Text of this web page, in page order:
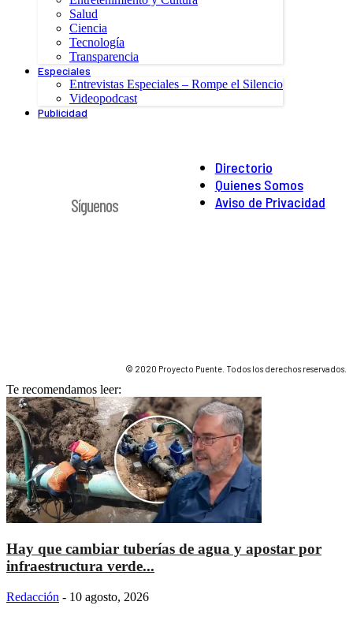
Salud
Ciencia
Tecnología
Transparencia
Especiales
Entrevistas Especiales – Rompe el Silencio
Videopodcast
Publicidad
Directorio
Quienes Somos
Aviso de Privacidad
Síguenos
© 2020 Proyecto Puente. Todos los derechos reservados.
Te recomendamos leer:
Hay que cambiar tuberías de agua y apostar por
infraestructura verde...
Redacción - 10 agosto, 2026